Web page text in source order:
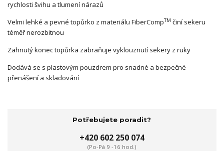
rychlosti švihu a tlumení nárazů
Velmi lehké a pevné topůrko z materiálu FiberCompTM činí sekeru
téměř nerozbitnou
Zahnutý konec topůrka zabraňuje vyklouznutí sekery z ruky
Dodává se s plastovým pouzdrem pro snadné a bezpečné
přenášení a skladování
Potřebujete poradit?
+420 602 250 074
(Po-Pá 9 -16 hod.)